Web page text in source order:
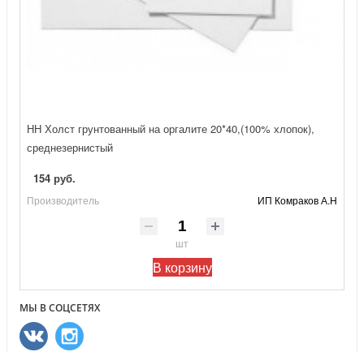
НН Холст грунтованный на оргалите 20*40,(100% хлопок),
среднезернистый
154 руб.
Производитель ИП Комраков А.Н
шт
В корзину
МЫ В СОЦСЕТЯХ